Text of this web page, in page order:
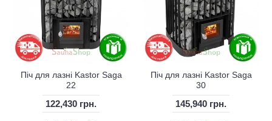
Піч для лазні Kastor Saga
22
122,430 грн.
Піч для лазні Kastor Saga
30
145,940 грн.